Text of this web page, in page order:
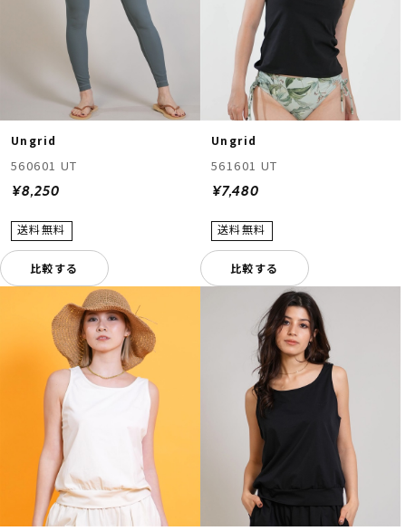
Ungrid
560601 UT
¥8,250
比較する
Ungrid
561601 UT
¥7,480
比較する